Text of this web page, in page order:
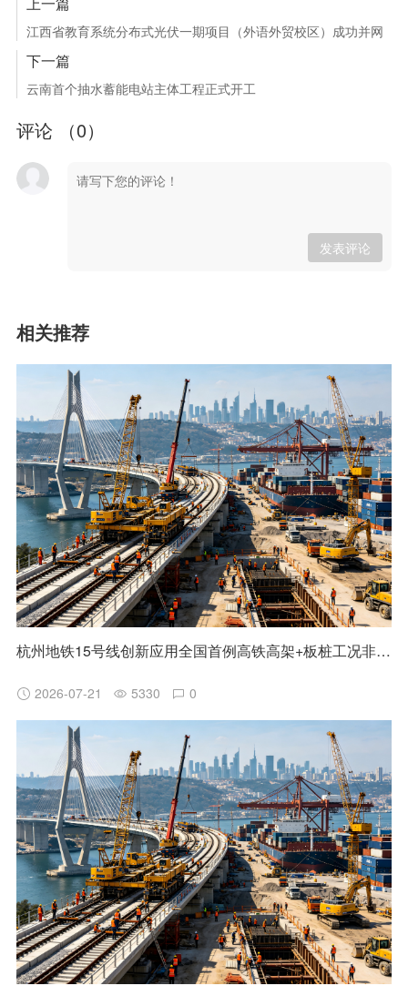
江西省教育系统分布式光伏一期项目（外语外贸校区）成功并网
下一篇
云南首个抽水蓄能电站主体工程正式开工
评论 （0）
发表评论
相关推荐
杭州地铁15号线创新应用全国首例高铁高架+板桩工况非清障磨桩技术
2026-07-21 5330 0